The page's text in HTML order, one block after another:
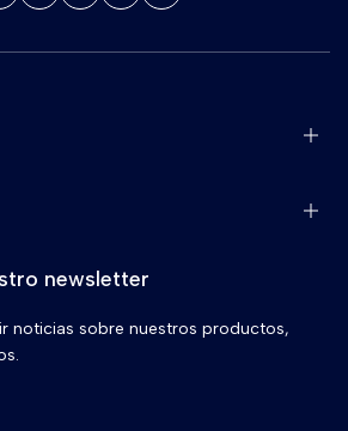
newsletter
noticias sobre nuestros productos,